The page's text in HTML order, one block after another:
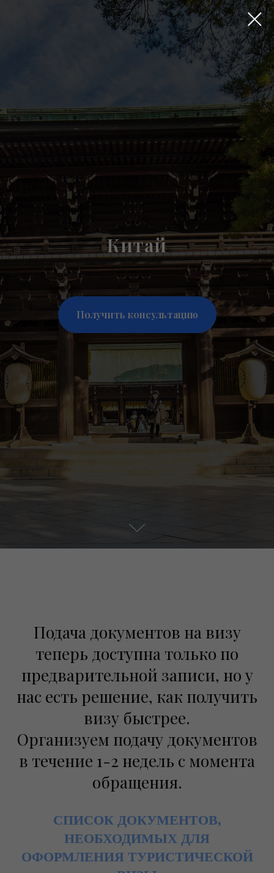
Китай
Получить консультацию
Подача документов на визу
теперь доступна только по
предварительной записи, но у
нас есть решение, как получить
визу быстрее.
Организуем подачу документов
в течение 1-2 недель с момента
обращения.
СПИСОК ДОКУМЕНТОВ,
НЕОБХОДИМЫХ ДЛЯ
ОФОРМЛЕНИЯ ТУРИСТИЧЕСКОЙ